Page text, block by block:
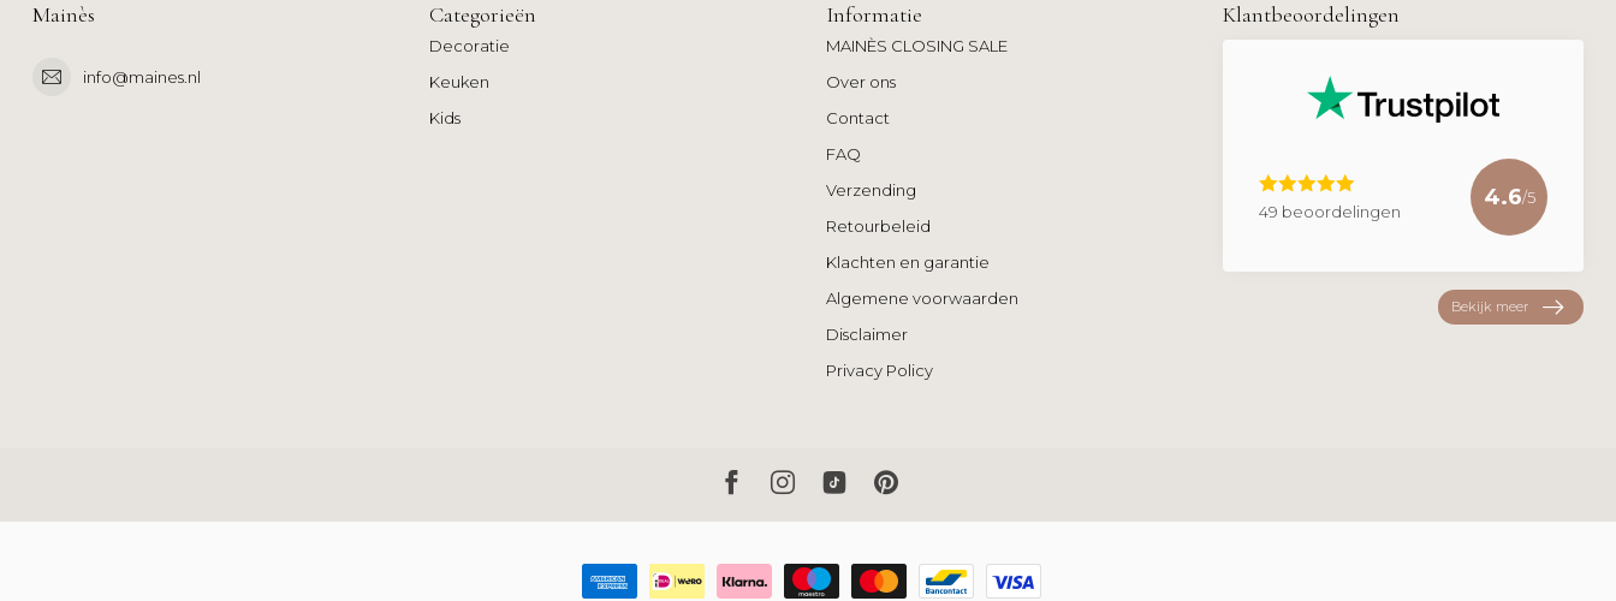
Mainès
info@maines.nl
Categorieën
Decoratie
Keuken
Kids
Informatie
MAINÈS CLOSING SALE
Over ons
Contact
FAQ
Verzending
Retourbeleid
Klachten en garantie
Algemene voorwaarden
Disclaimer
Privacy Policy
Klantbeoordelingen
49 beoordelingen
4.6/5
Bekijk meer